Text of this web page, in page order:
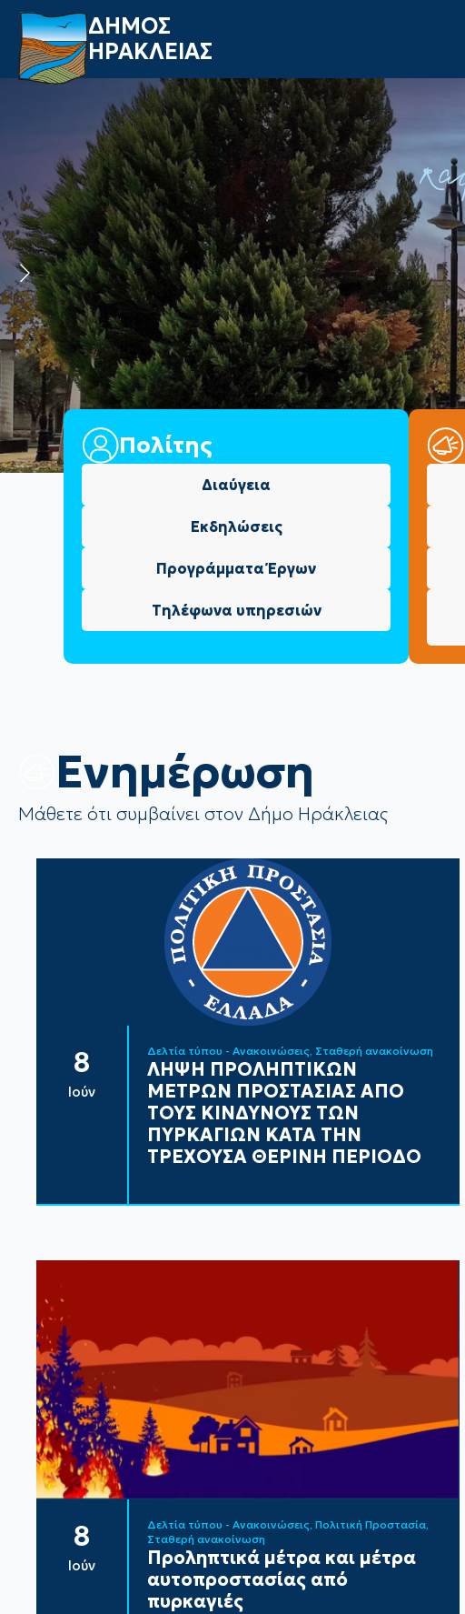
ΔΗΜΟΣ
ΗΡΑΚΛΕΙΑΣ
Πολίτης
Διαύγεια
Εκδηλώσεις
Προγράμματα Έργων
Τηλέφωνα υπηρεσιών
Eνημέρωση
Μάθετε ότι συμβαίνει στον Δήμο Ηράκλειας
8
Ιούν
Δελτία τύπου - Ανακοινώσεις Σταθερή ανακοίνωση
ΛΗΨΗ ΠΡΟΛΗΠΤΙΚΩΝ
ΜΕΤΡΩΝ ΠΡΟΣΤΑΣΙΑΣ ΑΠΟ
ΤΟΥΣ ΚΙΝΔΥΝΟΥΣ ΤΩΝ
ΠΥΡΚΑΓΙΩΝ ΚΑΤΑ ΤΗΝ
ΤΡΕΧΟΥΣΑ ΘΕΡΙΝΗ ΠΕΡΙΟΔΟ
8
Ιούν
Δελτία τύπου - Ανακοινώσεις Πολιτική Προστασία
Σταθερή ανακοίνωση
Προληπτικά μέτρα και μέτρα
αυτοπροστασίας από
πυρκαγιές